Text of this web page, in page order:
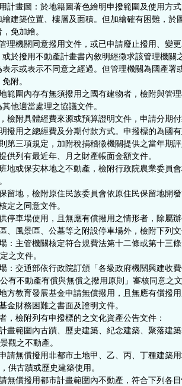
計畫圖：於地籍圖著色繪明申撥範圍及使用方
築位置、樓層及面積。但加繪確有困難，於
免加繪。
理機關同意撥用文件，或已申請廢止撥用、變
撥用不動產計畫書內敘明經徵求該管理機關
或表示不同意之經過。但管理機關為國產署
附。
範圍內存有無須撥用之國有建物者，檢附與管
適當處理之協議文件。
檢附具體經費來源或預算證明文件，申請分期
之總經費及分期付款方式。申撥標的為國有
項規定，加附稅捐稽徵機關提供之當年期評
有最近年、月之財產帳面金額文件。
地或保安林地之不動產，檢附行政院農業委員
留地，檢附原住民族委員會依原住民保留地開
之同意文件。
停車場使用，且無應有償撥用之情形者，除屬
景區、公墓等之附設停車場外，檢附下列文
管機關核定符合規費法第十二條或第十三條
文件。
通部依行政院訂頒「各級政府機關興建收費
動產有償與無償之撥用原則」審核同意之
方教育發展基金申請無償撥用，且無應有償撥
務困難之書面及證明文件。
檢附列有申撥標的之文化資產公告文件：
圍內古蹟、歷史建築、紀念建築、聚落建築
不動產。
償撥用非都市土地甲、乙、丙、丁種建築用
蹟或歷史建築使用。
無償撥用都市計畫範圍內不動產，符合下列各